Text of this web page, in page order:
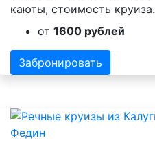
каюты, стоимость круиза.
от 1600 рублей
Забронировать